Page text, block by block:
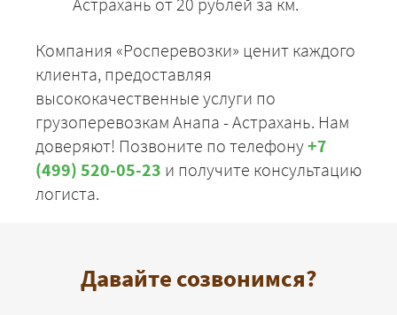
Компания «Росперевозки» ценит каждого
клиента, предоставляя
высококачественные услуги по
грузоперевозкам Анапа - Астрахань. Нам
доверяют! Позвоните по телефону+7
(499) 520-05-23 и получите консультацию
логиста.
Давайте созвонимся?